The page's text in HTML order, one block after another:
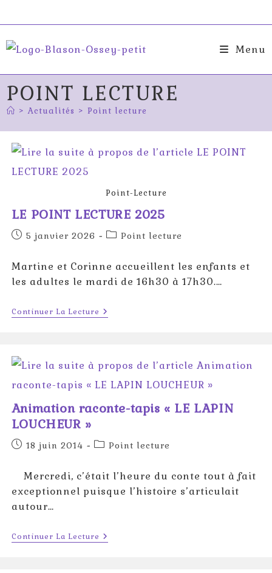
to
content
Menu
POINT LECTURE
> Actualités > Point lecture
Point-Lecture
LE POINT LECTURE 2025
Publication
5 janvier 2026
PostPoint lecture
Martine et Corinne accueillent les enfants et
les adultes le mardi de 16h30 à 17h30.…
Continuer La Lecture LE
POINT
Animation raconte-tapis « LE LAPIN
LOUCHEUR »
Publication
18 juin 2014
PostPoint lecture
Mercredi, c’était l’heure du conte tout à fait
exceptionnel puisque l’histoire s’articulait
autour…
Continuer La Lecture Animation
Raconte-